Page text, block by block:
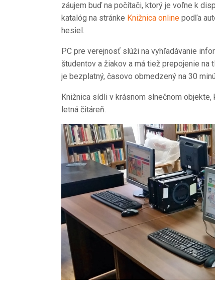
záujem buď na počítači, ktorý je voľne k
katalóg na stránke Knižnica online podľa
hesiel.
PC pre verejnosť slúži na vyhľadávanie
študentov a žiakov a má tiež prepojenie
je bezplatný, časovo obmedzený na 30
Knižnica sídli v krásnom slnečnom
letná čitáreň.